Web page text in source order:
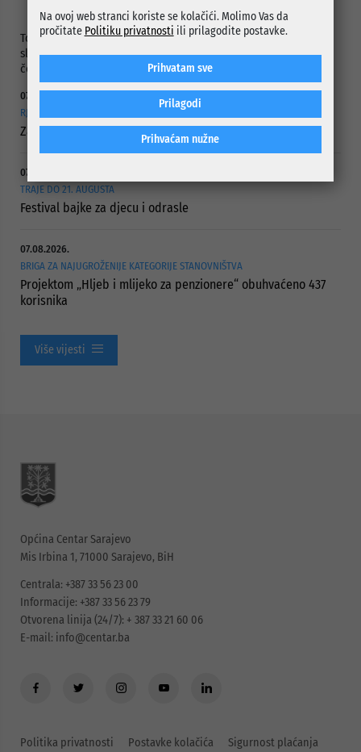
Tokom obuke i predavanja učenici su imali priliku pogledati
slike o opasnostima i rizicima koje izaziva požar, kako po
čovjeka tako i po okolinu.
07.08.2026.
RJEŠAVANJE DUGOGODIŠNJEG PROBLEMA PUTNE POVEZANOSTI
Započelo asfaltiranje Ulice Vranica Brijeg
07.08.2026.
TRAJE DO 21. AUGUSTA
Festival bajke za djecu i odrasle
07.08.2026.
BRIGA ZA NAJUGROŽENIJE KATEGORIJE STANOVNIŠTVA
Projektom „Hljeb i mlijeko za penzionere“ obuhvaćeno 437
korisnika
Više vijesti
Općina Centar Sarajevo
Mis Irbina 1, 71000 Sarajevo, BiH
Centrala: +387 33 56 23 00
Informacije: +387 33 56 23 79
Otvorena linija (24/7): + 387 33 21 60 06
E-mail: info@centar.ba
Politika privatnosti Postavke kolačića Sigurnost plaćanja
Na ovoj web stranci koriste se kolačići. Molimo Vas da
pročitate Politiku privatnosti ili prilagodite postavke.
Prihvaćam nužne
Prilagodi
Prihvatam sve